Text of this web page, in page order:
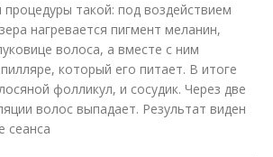
процедуры такой: под воздействием
нагревается пигмент меланин,
волоса, а вместе с ним
который его питает. В итоге
фолликул, и сосудик. Через две
волос выпадает. Результат виден
сеанса